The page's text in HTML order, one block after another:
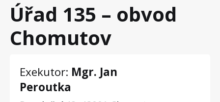
Úřad 135 – obvod
Chomutov
Exekutor: Mgr. Jan
Peroutka